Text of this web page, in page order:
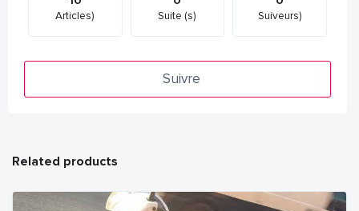
Articles) Suite (s) Suiveurs)
Suivre
Related products